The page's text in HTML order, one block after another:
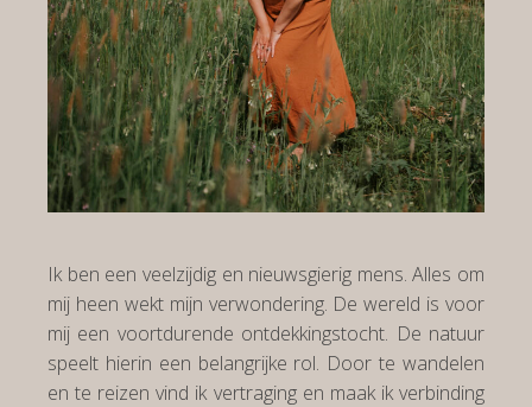
Ik ben een veelzijdig en nieuwsgierig mens. Alles om
mij heen wekt mijn verwondering. De wereld is voor
mij een voortdurende ontdekkingstocht. De natuur
speelt hierin een belangrijke rol. Door te wandelen
en te reizen vind ik vertraging en maak ik verbinding